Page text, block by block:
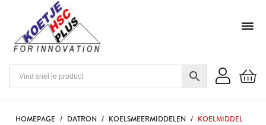
HOMEPAGE / DATRON / KOELSMEERMIDDELEN / KOELMIDDEL